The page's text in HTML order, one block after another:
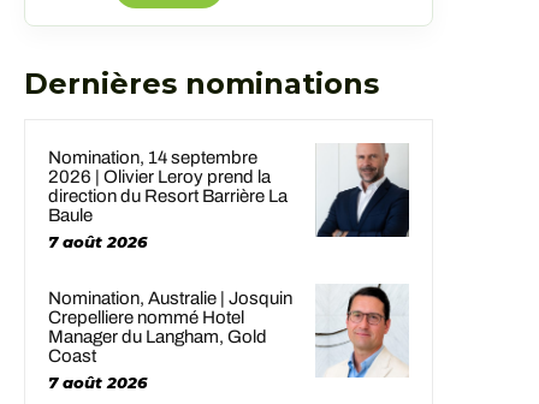
Dernières nominations
Nomination, 14 septembre
2026 | Olivier Leroy prend la
direction du Resort Barrière La
Baule
7 août 2026
Nomination, Australie | Josquin
Crepelliere nommé Hotel
Manager du Langham, Gold
Coast
7 août 2026